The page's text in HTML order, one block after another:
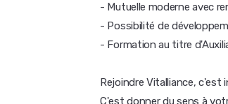
- Mutuelle moderne avec
- Possibilité de
- Formation au titre
Rejoindre Vitalliance, c'est
C'est donner du sens à